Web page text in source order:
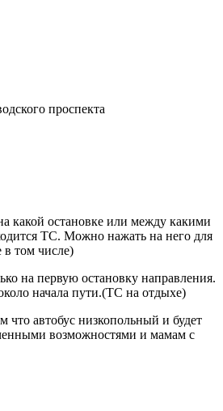
проспекта
какой остановке или между какими
ТС. Можно нажать на него для
в том числе)
на первую остановку направления.
начала пути.(ТС на отдыхе)
что автобус низкопольный и будет
возможностями и мамам с